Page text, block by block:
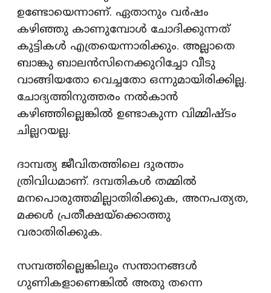
ഉണ്ടോയെന്നാണ്. ഏതാനും വര്‍ഷം
കഴിഞ്ഞു കാണുമ്പോള്‍ ചോദിക്കുന്നത്
കുട്ടികള്‍ എത്രയെന്നാരിക്കും. അല്ലാതെ
ബാങ്കു ബാലന്‍സിനെക്കുറിച്ചോ വീടു
വാങ്ങിയതോ വെച്ചതോ ഒന്നുമായിരിക്കില്ല.
ചോദ്യത്തിനുത്തരം നല്‍കാന്‍
കഴിഞ്ഞില്ലെങ്കില്‍ ഉണ്ടാകുന്ന വിമ്മിഷ്ടം
ചില്ലറയല്ല.
ദാമ്പത്യ ജീവിതത്തിലെ ദുരന്തം
ത്രിവിധമാണ്. ദമ്പതികള്‍ തമ്മില്‍
മനപൊരുത്തമില്ലാതിരിക്കുക, അനപത്യത,
മക്കള്‍ പ്രതീക്ഷയ്‌ക്കൊത്തു
വരാതിരിക്കുക.
സമ്പത്തില്ലെങ്കിലും സന്താനങ്ങള്‍
ഗുണികളാണെങ്കില്‍ അതു തന്നെ